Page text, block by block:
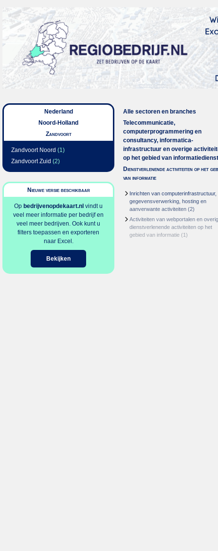
Nederland
Noord-Holland
Zandvoort
Zandvoort Noord (1)
Zandvoort Zuid (2)
Nieuwe versie beschikbaar
Op bedrijvenopdekaart.nl vindt u
veel meer informatie per bedrijf en
veel meer bedrijven. Ook kunt u
filters toepassen en exporteren
naar Excel.
Bekijken
Alle sectoren en branches
Telecommunicatie,
computerprogrammering en
consultancy, informatica-
infrastructuur en overige
op het gebied van
Dienstverlenende activiteiten op het
van informatie
Inrichten van computerinfrastructuur,
gegevensverwerking, hosting en
aanverwante activiteiten (2)
Activiteiten van webportalen en
dienstverlenende activiteiten op het
gebied van informatie (1)